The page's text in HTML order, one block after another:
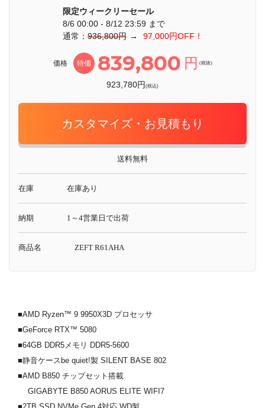
限定ウィークリーセール
8/6 00:00 - 8/12 23:59 まで
通常：936,800円 → 97,000円OFF！
価格 特価 839,800 円 (税抜)
923,780円(税込)
カスタマイズ・お見積もり
送料無料
在庫 在庫あり
納期 1～4営業日で出荷
商品名 ZEFT R61AHA
■AMD Ryzen™ 9 9950X3D プロセッサ
■GeForce RTX™ 5080
■64GB DDR5メモリ DDR5-5600
■静音ケースbe quiet!製 SILENT BASE 802
■AMD B850 チップセット搭載
GIGABYTE B850 AORUS ELITE WIFI7